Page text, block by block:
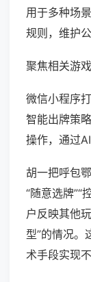
用于多种场
规则，维护公
聚焦相关游
微信小程序
智能出牌策
操作，通过
胡一把呼包
“随意选牌”“
户反映其他
型”的情况。
术手段实现